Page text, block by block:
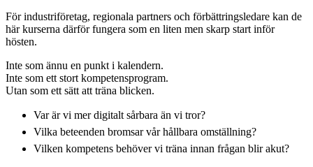
För industriföretag, regionala partners och förbättringsledare kan de
här kurserna därför fungera som en liten men skarp start inför
hösten.
Inte som ännu en punkt i kalendern.
Inte som ett stort kompetensprogram.
Utan som ett sätt att träna blicken.
Var är vi mer digitalt sårbara än vi tror?
Vilka beteenden bromsar vår hållbara omställning?
Vilken kompetens behöver vi träna innan frågan blir akut?